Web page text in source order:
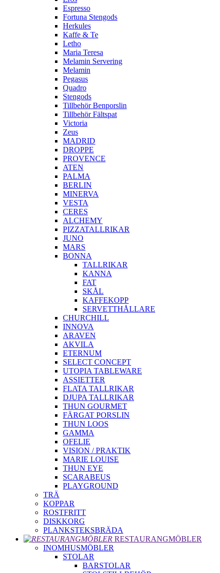
Espresso
Fortuna Stengods
Herkules
Kaffe & Te
Letho
Maria Teresa
Melamin Servering
Melamin
Pegasus
Quadro
Stengods
Tillbehör Benporslin
Tillbehör Fältspat
Victoria
Zeus
MADRID
DROPPE
PROVENCE
ATEN
PALMA
BERLIN
MINERVA
VESTA
CERES
ALCHEMY
PIZZATALLRIKAR
JUNO
MARS
BONNA
TALLRIKAR
KANNA
FAT
SKÅL
KAFFEKOPP
SERVETTHÅLLARE
CHURCHILL
INNOVA
ARAVEN
AKVILA
ETERNUM
SELECT CONCEPT
UTOPIA TABLEWARE
ASSIETTER
FLATA TALLRIKAR
DJUPA TALLRIKAR
THUN GOURMET
FÄRGAT PORSLIN
THUN LOOS
GAMMA
OFELIE
VISION / PRAKTIK
MARIE LOUISE
THUN EYE
SCARABEUS
PLAYGROUND
TRÄ
KOPPAR
ROSTFRITT
DISKKORG
PLANKSTEKSBRÄDA
RESTAURANGMÖBLER
INOMHUSMÖBLER
STOLAR
BARSTOLAR